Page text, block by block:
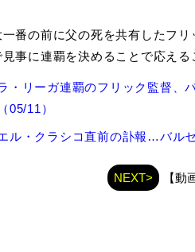
番の前に父の死を共有したフリ
見事に連覇を決めることで応える
・リーガ連覇のフリック監督、
（05/11）
ル・クラシコ直前の訃報…バル
NEXT> 【